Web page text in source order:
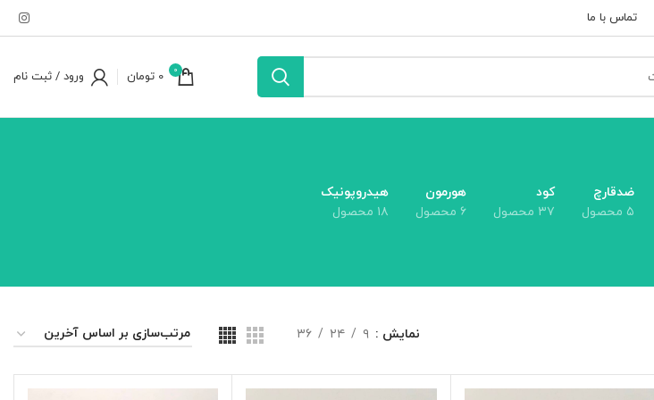
تماس با ما
0
0 تومان ورود / ثبت نام
ضدقارچ
۵ محصول
کود
۳۷ محصول
هورمون
۶ محصول
هیدروپونیک
۱۸ محصول
نمایش ۹ ۲۴ ۳۶